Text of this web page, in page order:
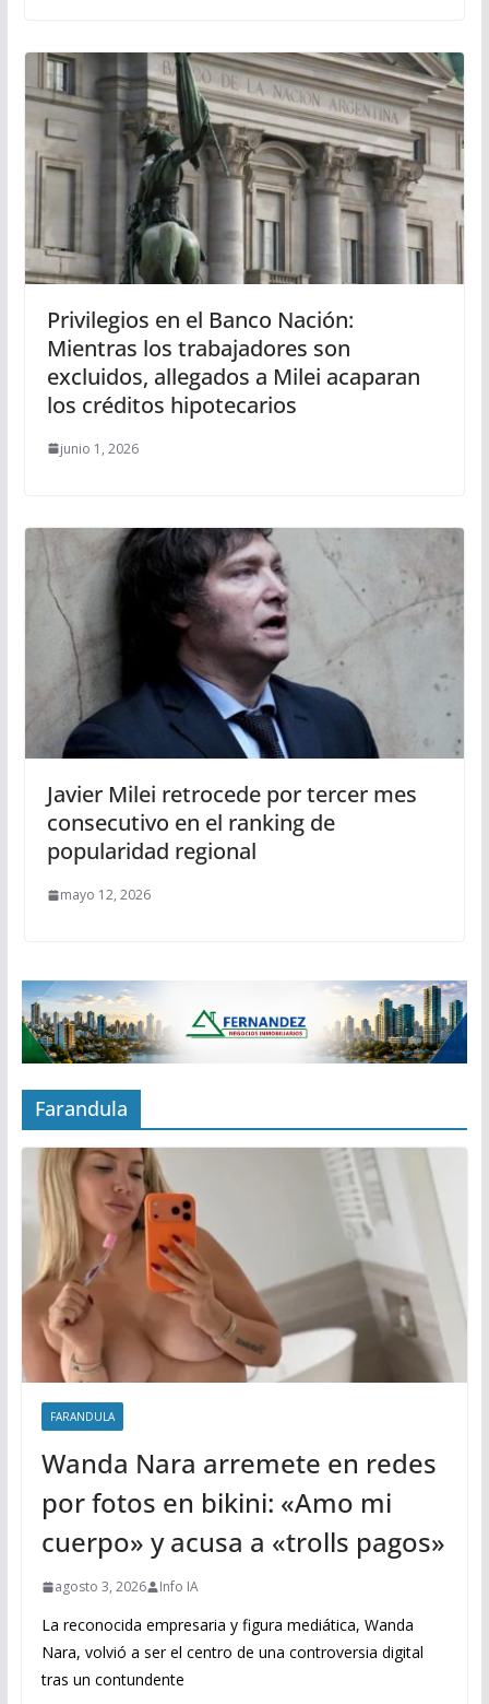
Privilegios en el Banco Nación:
Mientras los trabajadores son
excluidos, allegados a Milei acaparan
los créditos hipotecarios
junio 1, 2026
Javier Milei retrocede por tercer mes
consecutivo en el ranking de
popularidad regional
mayo 12, 2026
Farandula
FARANDULA
Wanda Nara arremete en redes
por fotos en bikini: «Amo mi
cuerpo» y acusa a «trolls pagos»
agosto 3, 2026 Info IA
La reconocida empresaria y figura mediática, Wanda
Nara, volvió a ser el centro de una controversia digital
tras un contundente